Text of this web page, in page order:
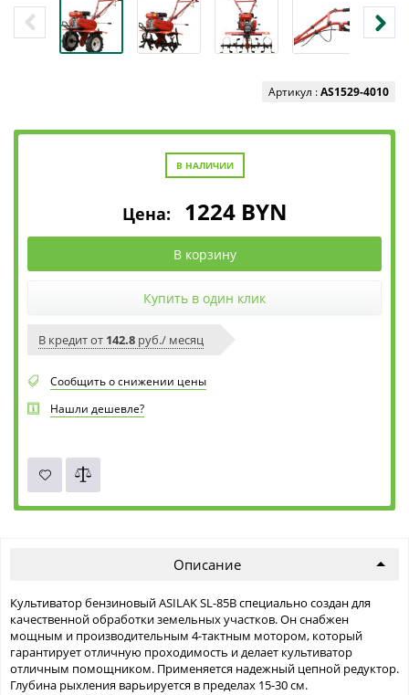
Артикул :AS1529-4010
В НАЛИЧИИ
Цена: 1224BYN
В корзину
Купить в один клик
В кредит от 142.8 руб./ месяц
Сообщить о снижении цены
Нашли дешевле?
Описание
Культиватор бензиновый ASILAK SL-85B специально создан для
качественной обработки земельных участков. Он снабжен
мощным и производительным 4-тактным мотором, который
гарантирует отличную проходимость и делает культиватор
отличным помощником. Применяется надежный цепной редуктор.
Глубина рыхления варьируется в пределах 15-30 см.